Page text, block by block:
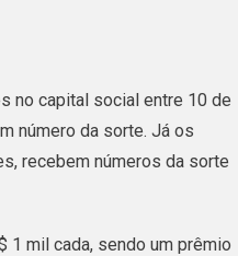
no capital social entre 10 de
número da sorte. Já os
recebem números da sorte
1 mil cada, sendo um prêmio